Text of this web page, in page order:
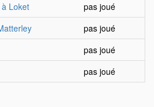
Loket
pas joué
pas joué
pas joué
pas joué